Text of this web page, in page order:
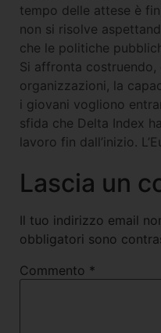
tempo delle attese è
non si risolve
che le politiche
Si affronta
organizzazioni, la
i giovani vogliono
sfida che Delta Index
lavoro fin dall’inizio.
Lascia un
Il tuo indirizzo email
obbligatori sono
Commento *